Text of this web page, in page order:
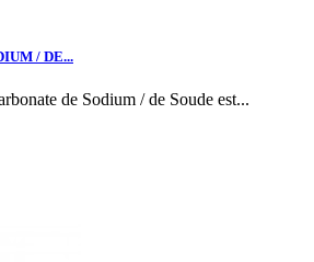
/ DE...
de Sodium / de Soude est...